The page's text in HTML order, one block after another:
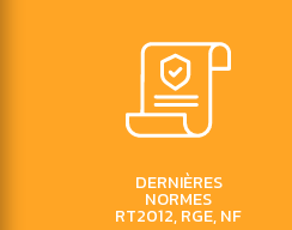
DERNIÈRES
NORMES
RT2012, RGE, NF